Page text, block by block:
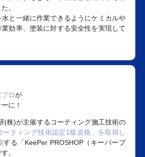
。
と一緒に作業できるようにケミカルや
効率、塗装に対する安全性を実現して
ロが
に！
(株)が主催するコーティング施工技術の
ーティング技術認定1級資格」を取得し
する「KeePer PROSHOP（キーパープ
。